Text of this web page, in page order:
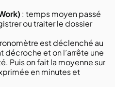
: temps moyen passé
ou traiter le dossier
est déclenché au
décroche et on l’arrête une
Puis on fait la moyenne sur
en minutes et